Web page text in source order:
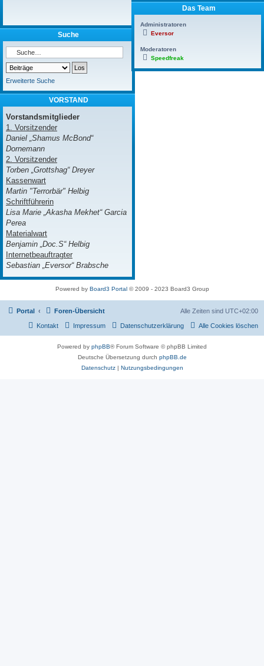
Suche
Erweiterte Suche
VORSTAND
Vorstandsmitglieder
1. Vorsitzender
Daniel „Shamus McBond“
Dornemann
2. Vorsitzender
Torben „Grottshag“ Dreyer
Kassenwart
Martin "Terrorbär" Helbig
Schriftführerin
Lisa Marie „Akasha Mekhet“ Garcia
Perea
Materialwart
Benjamin „Doc.S“ Helbig
Internetbeauftragter
Sebastian „Eversor“ Brabsche
Das Team
Administratoren
Eversor
Moderatoren
Speedfreak
Powered by Board3 Portal© 2009 - 2023 Board3 Group
Portal Foren-Übersicht Alle Zeiten sind UTC+02:00
Alle Cookies löschen
Datenschutzerklärung
Impressum
Kontakt
Powered by phpBB® Forum Software © phpBB Limited
Deutsche Übersetzung durch phpBB.de
Datenschutz| Nutzungsbedingungen